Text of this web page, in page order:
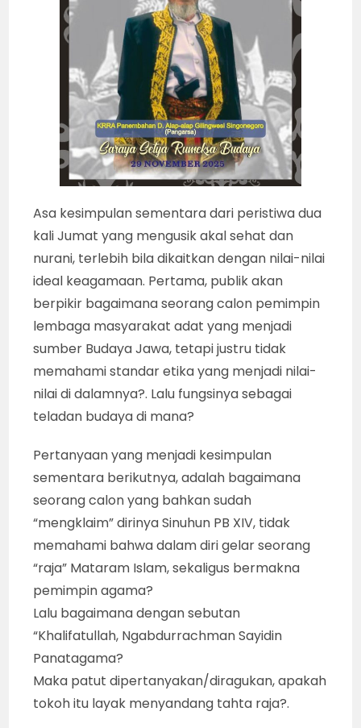
Asa kesimpulan sementara dari peristiwa dua
kali Jumat yang mengusik akal sehat dan
nurani, terlebih bila dikaitkan dengan nilai-nilai
ideal keagamaan. Pertama, publik akan
berpikir bagaimana seorang calon pemimpin
lembaga masyarakat adat yang menjadi
sumber Budaya Jawa, tetapi justru tidak
memahami standar etika yang menjadi nilai-
nilai di dalamnya?. Lalu fungsinya sebagai
teladan budaya di mana?
Pertanyaan yang menjadi kesimpulan
sementara berikutnya, adalah bagaimana
seorang calon yang bahkan sudah
“mengklaim” dirinya Sinuhun PB XIV, tidak
memahami bahwa dalam diri gelar seorang
“raja” Mataram Islam, sekaligus bermakna
pemimpin agama?
Lalu bagaimana dengan sebutan
“Khalifatullah, Ngabdurrachman Sayidin
Panatagama?
Maka patut dipertanyakan/diragukan, apakah
tokoh itu layak menyandang tahta raja?.